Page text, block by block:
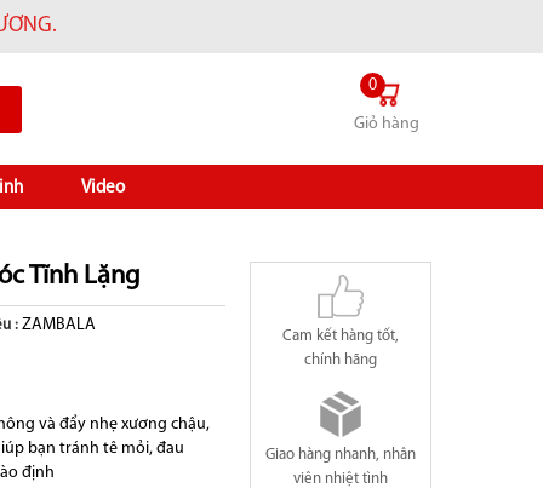
0
Giỏ hàng
Video
Tĩnh Lặng
: ZAMBALA
và đẩy nhẹ xương chậu,
bạn tránh tê mỏi, đau
định
Cam kết hàng tốt,
chính hãng
Giao hàng nhanh, nhân
viên nhiệt tình